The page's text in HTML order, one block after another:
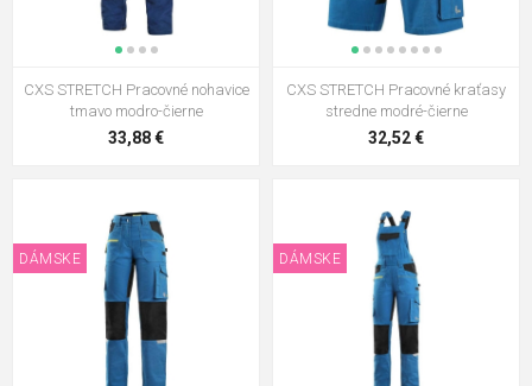
CXS STRETCH Pracovné nohavice
tmavo modro-čierne
33,88 €
CXS STRETCH Pracovné kraťasy
stredne modré-čierne
32,52 €
DÁMSKE DÁMSKE